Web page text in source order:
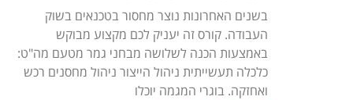
בשנים האחרונות נוצר מחסור בטכנאים בשוק
העבודה. קורס זה יעניק לכם מקצוע מבוקש
באמצעות הכנה לשלושה מבחני גמר מטעם מה"ט:
כלכלה תעשייתית ניהול הייצור ניהול מחסנים רכש
ואחזקה. בוגרי המגמה יוכלו